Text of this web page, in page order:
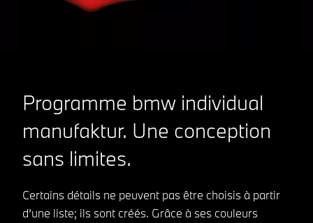
Programme bmw individual
manufaktur. Une conception
sans limites.
Certains détails ne peuvent pas être choisis à partir
d’une liste; ils sont créés. Grâce à ses couleurs